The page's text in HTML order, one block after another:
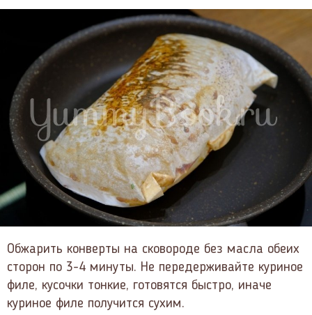
Обжарить конверты на сковороде без масла обеих
сторон по 3-4 минуты. Не передерживайте куриное
филе, кусочки тонкие, готовятся быстро, иначе
куриное филе получится сухим.